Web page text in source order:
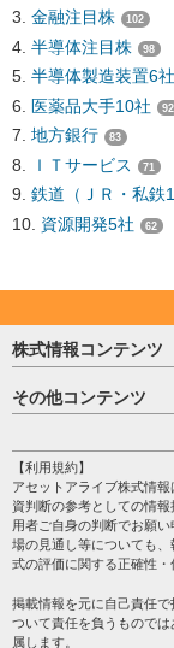
金融注目株 102
半導体注目株 98
半導体製造装置6社
医薬品大手10社 92
地方銀行 83
ＩＴサービス 71
鉄道（ＪＲ・私鉄
資源開発5社 62
株式情報コンテンツ
日経平均
売買シグナル
株テーマ情報
海外市況
投資カレンダー
格付け情報
その他コンテンツ
個人情報保護方針
プライバシーポリ
会社案内
サイトマップ
過去データ
【利用規約】
アセットアライブ株式情
資判断の参考としての情
用者ご自身の判断でお願
場の見通し等についても
式の評価に関する正確性・
掲載情報を元に自己責任
ついて責任を負うもので
属します。